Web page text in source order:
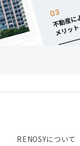
RENOSYについて